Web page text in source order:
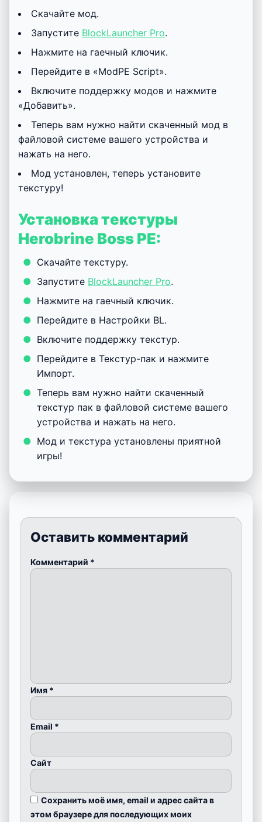
Скачайте мод.
Запустите BlockLauncher Pro.
Нажмите на гаечный ключик.
Перейдите в «ModPE Script».
Включите поддержку модов и нажмите
«Добавить».
Теперь вам нужно найти скаченный мод в
файловой системе вашего устройства и
нажать на него.
Мод установлен, теперь установите
текстуру!
Установка текстуры
Herobrine Boss PE:
Скачайте текстуру.
Запустите BlockLauncher Pro.
Нажмите на гаечный ключик.
Перейдите в Настройки BL.
Включите поддержку текстур.
Перейдите в Текстур-пак и нажмите
Импорт.
Теперь вам нужно найти скаченный
текстур пак в файловой системе вашего
устройства и нажать на него.
Мод и текстура установлены приятной
игры!
Оставить комментарий
Комментарий *
Имя *
Email *
Сайт
Сохранить моё имя, email и адрес сайта в
этом браузере для последующих моих